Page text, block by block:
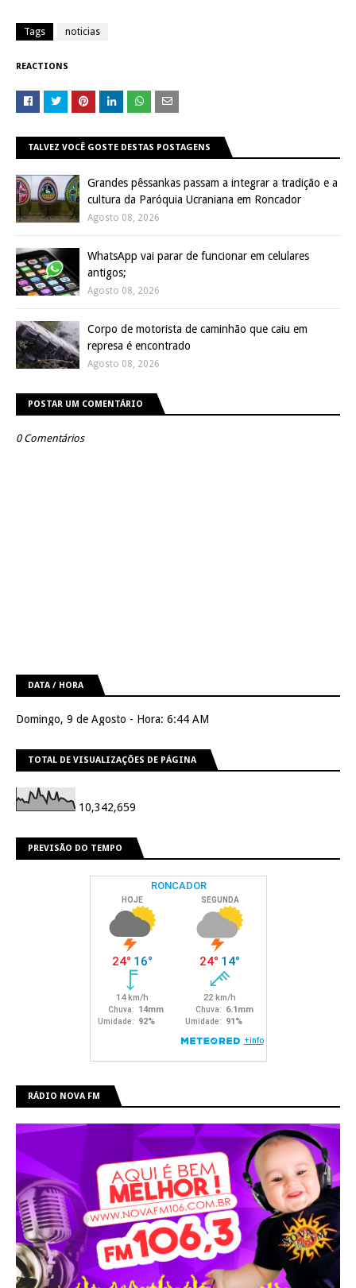
Tags noticias
REACTIONS
TALVEZ VOCÊ GOSTE DESTAS POSTAGENS
Grandes pêssankas passam a integrar a tradição e a
cultura da Paróquia Ucraniana em Roncador
Agosto 08, 2026
WhatsApp vai parar de funcionar em celulares
antigos;
Agosto 08, 2026
Corpo de motorista de caminhão que caiu em
represa é encontrado
Agosto 08, 2026
POSTAR UM COMENTÁRIO
0 Comentários
DATA / HORA
Domingo, 9 de Agosto - Hora: 6:44 AM
TOTAL DE VISUALIZAÇÕES DE PÁGINA
10,342,659
PREVISÃO DO TEMPO
RÁDIO NOVA FM